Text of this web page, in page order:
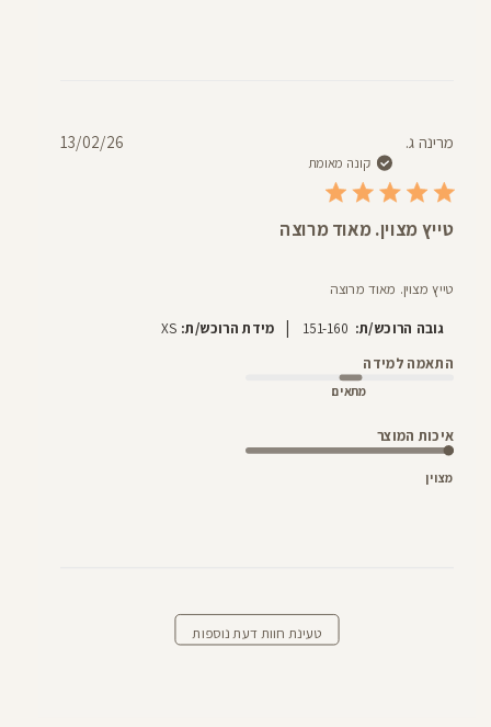
מרינה ג.
קונה מאומת
טייץ מצוין. מאוד מרוצה
טייץ מצוין. מאוד מרוצה
גובה הרוכש/ת: 151-160 מידת הרוכש/ת: XS
התאמה למידה
מתאים
איכות המוצר
מצוין
תאריך13/02/26
טעינת חוות דעת נוספות